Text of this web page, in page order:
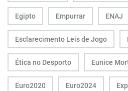
Egipto Empurrar ENAJ
Esclarecimento Leis de Jogo
Ética no Desporto Eunice
Euro2020 Euro2024